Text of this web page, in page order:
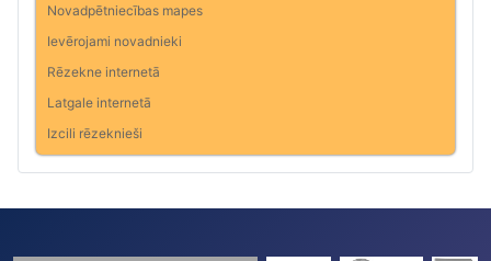
Novadpētniecības mapes
Ievērojami novadnieki
Rēzekne internetā
Latgale internetā
Izcili rēzeknieši